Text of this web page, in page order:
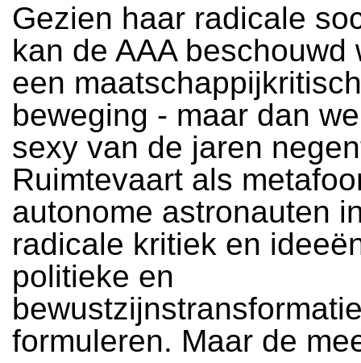
Gezien haar radicale
kan de AAA beschouwd
een
beweging - maar dan
sexy van de jaren
Ruimtevaart als
autonome astronauten
radicale kritiek en
politieke en
formuleren. Maar de